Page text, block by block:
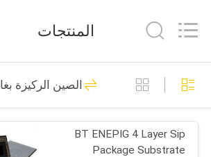
الصفحة
الرئيسية
منتجات
Co.,Ltd..
الركيزة بغا
25
المنتجات
الصين الركيزة بغا
BT ENEPIG 4 Layer Sip
Package Substrate